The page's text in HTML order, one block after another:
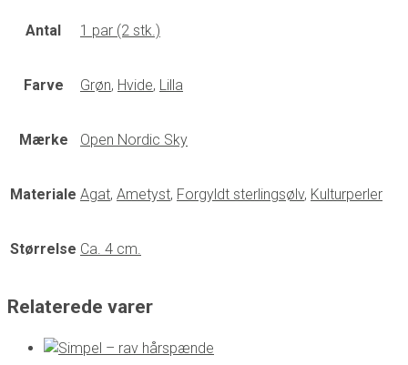
Antal 1 par (2 stk.)
Farve Grøn, Hvide, Lilla
Mærke Open Nordic Sky
Materiale Agat, Ametyst, Forgyldt sterlingsølv, Kulturperler
Størrelse Ca. 4 cm.
Relaterede varer